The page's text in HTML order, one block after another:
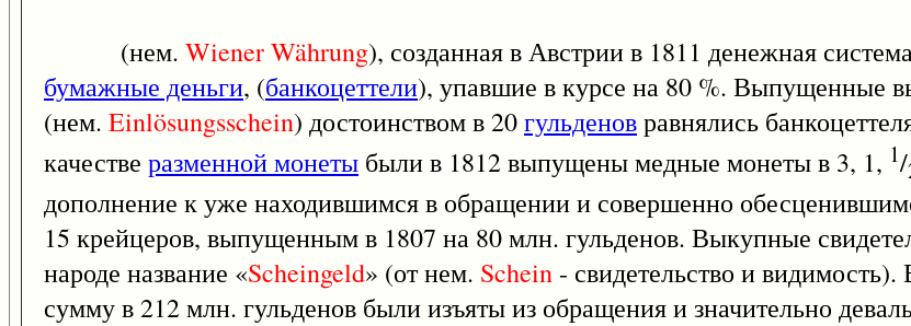
(нем. WienerWährung), созданная в Австрии в 1811 денежная
бумажные деньги, (банкоцеттели), упавшие в курсе на 80 %. Выпущенные
(нем. Einlösungsschein) достоинством в 20гульденовравнялись
качестве разменной монеты были в 1812 выпущены медные монеты в 3, 1, 1/
дополнение к уже находившимся в обращении и совершенно
15 крейцеров, выпущенным в 1807 на 80 млн. гульденов. Выкупные
народе название «Scheingeld» (от нем. Schein - свидетельство и
сумму в 212 млн. гульденов были изъяты из обращения и значительно